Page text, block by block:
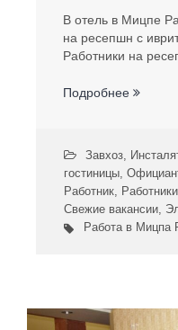
В отель в Мицпе
на ресепшн с
Работники на
Подробнее
Завхоз,
гостиницы,
Работник,
Свежие вакансии,
Работа в Мицпа